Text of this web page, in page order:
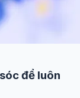
để luôn